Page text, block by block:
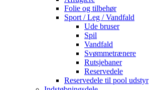
Folie og tilbehør
Sport / Leg / Vandfald
Ude bruser
Spil
Vandfald
Svømmetrænere
Rutsjebaner
Reservedele
Reservedele til pool udstyr